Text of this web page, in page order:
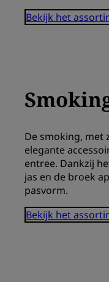
Bekijk het
De smoking, met
elegante
entree. Dankzij
jas en de broek
pasvorm.
Bekijk het